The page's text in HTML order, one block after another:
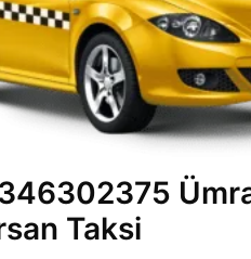
Taksi